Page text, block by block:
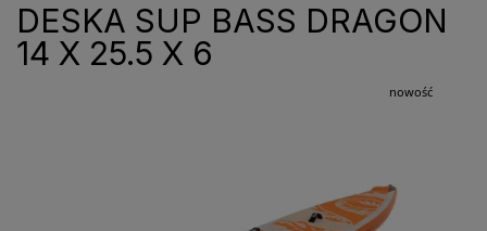
DESKA SUP BASS DRAGON
14 X 25.5 X 6
nowość